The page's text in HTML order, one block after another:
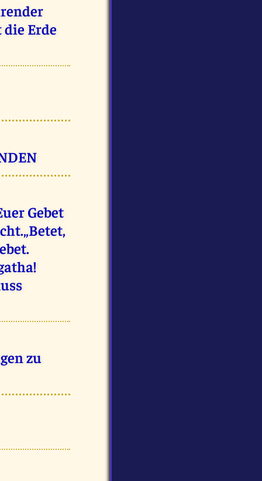
die Erde
Gebet
zu